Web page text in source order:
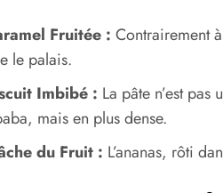
Fruitée : Contrairement
le palais.
Imbibé : La pâte n’est
mais en plus dense.
du Fruit : L’ananas, rôti